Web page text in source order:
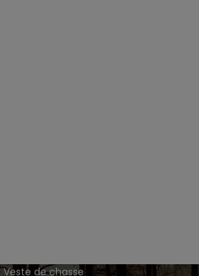
Veste de chasse